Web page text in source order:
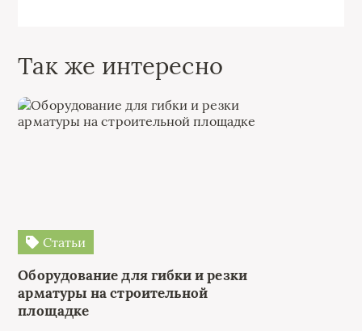
Так же интересно
Статьи
Оборудование для гибки и резки
арматуры на строительной
площадке